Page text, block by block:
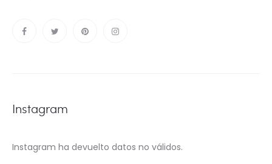
Instagram
Instagram ha devuelto datos no válidos.